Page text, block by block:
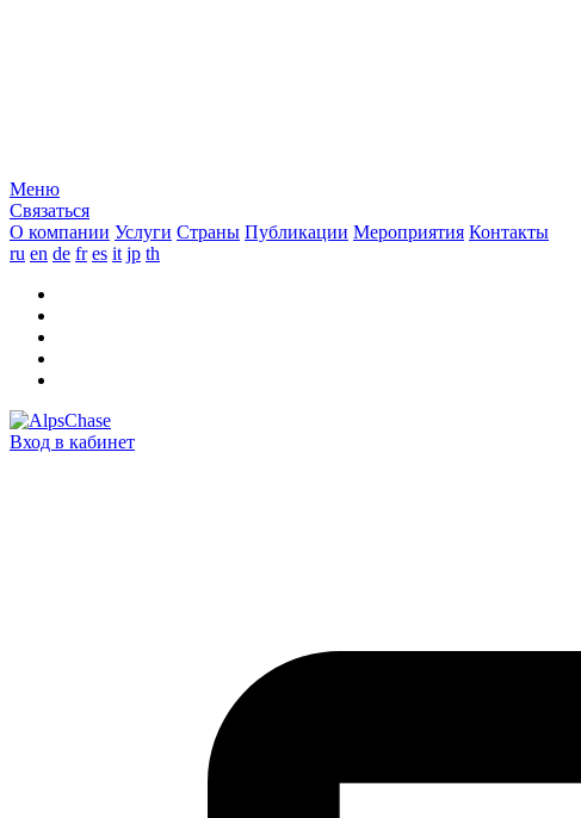
Меню
Связаться
O компании Услуги Страны Публикации Мероприятия Контакты
ru en de fr es it jp th
Вход в кабинет